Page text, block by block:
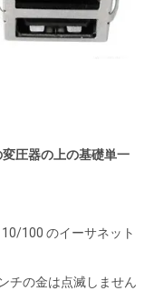
圧器の上の基礎単一
100 のイーサネット
チの金は点滅しません